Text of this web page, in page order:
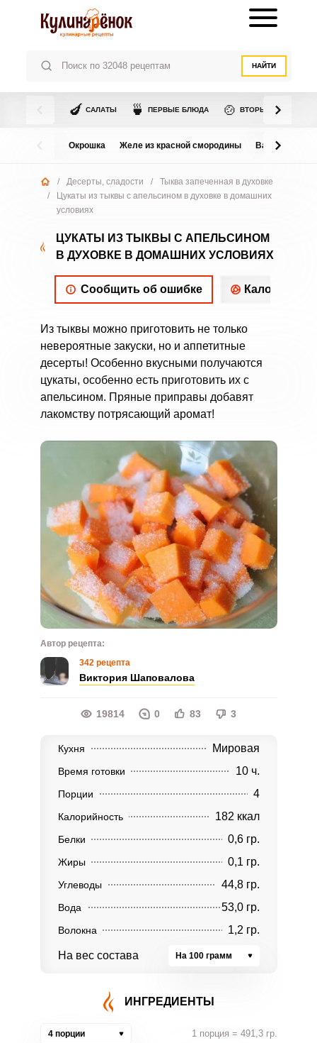
НАЙТИ
🍆 САЛАТЫ 🍵 ПЕРВЫЕ БЛЮДА 🍲 ВТОРЫЕ БЛЮДА
Окрошка Желе из красной смородины Варенье из
/ Десерты, сладости /
Тыква запеченная в духовке
/
Цукаты из тыквы с апельсином в духовке в домашних
условиях
ЦУКАТЫ ИЗ ТЫКВЫ С АПЕЛЬСИНОМ
В ДУХОВКЕ В ДОМАШНИХ УСЛОВИЯХ
Сообщить об ошибке
Из тыквы можно приготовить не только
невероятные закуски, но и аппетитные
десерты! Особенно вкусными получаются
цукаты, особенно есть приготовить их с
апельсином. Пряные приправы добавят
лакомству потрясающий аромат!
Автор рецепта:
342 рецепта
Виктория Шаповалова
19814 0 83 3
Кухня Мировая
Время готовки 10 ч.
Порции 4
Калорийность 182 ккал
Белки 0,6 гр.
Жиры 0,1 гр.
Углеводы 44,8 гр.
Вода 53,0 гр.
Волокна 1,2 гр.
На вес состава На 100 грамм
ИНГРЕДИЕНТЫ
4 порции 1 порция = 491,3 гр.